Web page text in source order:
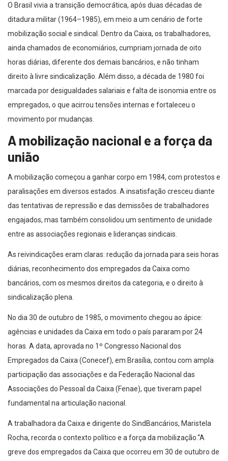
O Brasil vivia a transição democrática, após duas décadas de
ditadura militar (1964–1985), em meio a um cenário de forte
mobilização social e sindical. Dentro da Caixa, os trabalhadores,
ainda chamados de economiários, cumpriam jornada de oito
horas diárias, diferente dos demais bancários, e não tinham
direito à livre sindicalização. Além disso, a década de 1980 foi
marcada por desigualdades salariais e falta de isonomia entre os
empregados, o que acirrou tensões internas e fortaleceu o
movimento por mudanças.
A mobilização nacional e a força da
união
A mobilização começou a ganhar corpo em 1984, com protestos e
paralisações em diversos estados. A insatisfação cresceu diante
das tentativas de repressão e das demissões de trabalhadores
engajados, mas também consolidou um sentimento de unidade
entre as associações regionais e lideranças sindicais.
As reivindicações eram claras: redução da jornada para seis horas
diárias, reconhecimento dos empregados da Caixa como
bancários, com os mesmos direitos da categoria, e o direito à
sindicalização plena.
No dia 30 de outubro de 1985, o movimento chegou ao ápice:
agências e unidades da Caixa em todo o país pararam por 24
horas. A data, aprovada no 1º Congresso Nacional dos
Empregados da Caixa (Conecef), em Brasília, contou com ampla
participação das associações e da Federação Nacional das
Associações do Pessoal da Caixa (Fenae), que tiveram papel
fundamental na articulação nacional.
A trabalhadora da Caixa e dirigente do SindBancários, Maristela
Rocha, recorda o contexto político e a força da mobilização.“A
greve dos empregados da Caixa que ocorreu em 30 de outubro de